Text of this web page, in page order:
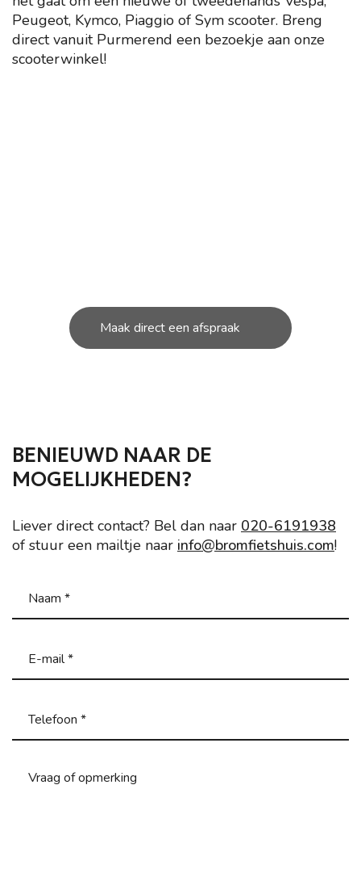
Peugeot, Kymco, Piaggio of Sym scooter. Breng
direct vanuit Purmerend een bezoekje aan onze
scooterwinkel!
Maak direct een afspraak
BENIEUWD NAAR DE
MOGELIJKHEDEN?
Liever direct contact? Bel dan naar 020-6191938
of stuur een mailtje naar info@bromfietshuis.com!